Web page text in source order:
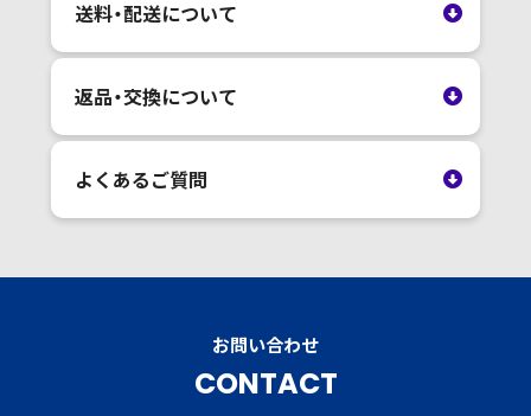
送料・配送について
返品・交換について
よくあるご質問
お問い合わせ
CONTACT